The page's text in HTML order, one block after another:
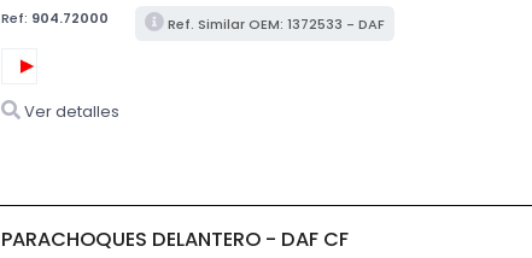
Ref: 904.72000 Ref. Similar OEM: 1372533 - DAF
Ver detalles
PARACHOQUES DELANTERO - DAF CF